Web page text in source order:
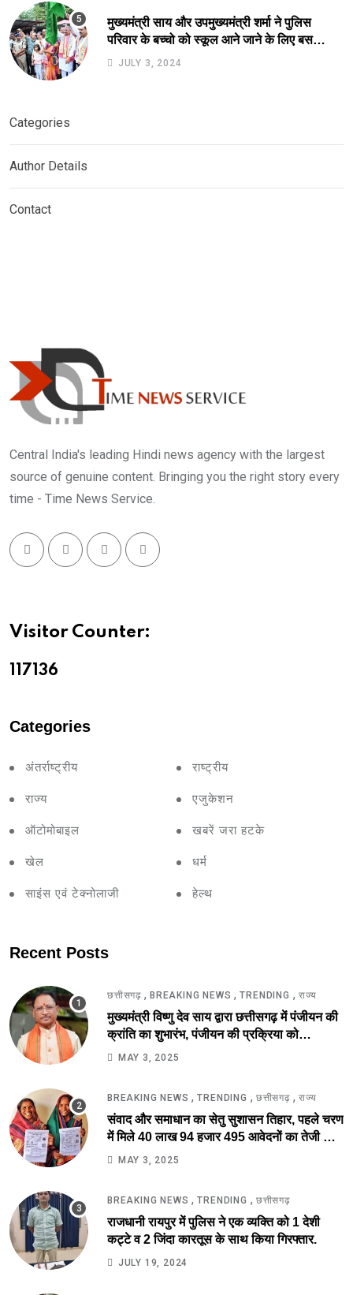
मुख्यमंत्री साय और उपमुख्यमंत्री शर्मा ने पुलिस
परिवार के बच्चो को स्कूल आने जाने के लिए बस
सुविधा को हरी झंडी दिखाकर कर किया आरंभ.
JULY 3, 2024
Categories
Author Details
Contact
Central India's leading Hindi news agency with the largest
source of genuine content. Bringing you the right story every
time - Time News Service.
Visitor Counter:
117136
Categories
अंतर्राष्ट्रीय राष्ट्रीय
राज्य एजुकेशन
ऑटोमोबाइल खबरें जरा हटके
खेल धर्म
साइंस एवं टेक्नोलाजी हेल्थ
Recent Posts
छत्तीसगढ़ , BREAKING NEWS ,TRENDING , राज्य
मुख्यमंत्री विष्णु देव साय द्वारा छत्तीसगढ़ में पंजीयन की
क्रांति का शुभारंभ, पंजीयन की प्रक्रिया को
सरलीकरण कर 10 दिन का काम अब 10 मिनट में..
MAY 3, 2025
BREAKING NEWS ,TRENDING , छत्तीसगढ़, राज्य
संवाद और समाधान का सेतु सुशासन तिहार, पहले चरण
में मिले 40 लाख 94 हजार 495 आवेदनों का तेजी से
निराकरण की ओर.
MAY 3, 2025
BREAKING NEWS ,TRENDING , छत्तीसगढ़
राजधानी रायपुर में पुलिस ने एक व्यक्ति को 1 देशी
कट्टे व 2 जिंदा कारतूस के साथ किया गिरफ्तार.
JULY 19, 2024